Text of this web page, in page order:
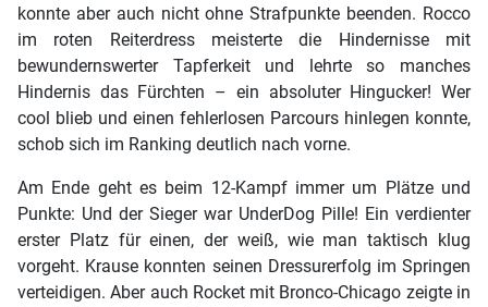
konnte aber auch nicht ohne Strafpunkte beenden. Rocco
im roten Reiterdress meisterte die Hindernisse mit
bewundernswerter Tapferkeit und lehrte so manches
Hindernis das Fürchten – ein absoluter Hingucker! Wer
cool blieb und einen fehlerlosen Parcours hinlegen konnte,
schob sich im Ranking deutlich nach vorne.
Am Ende geht es beim 12-Kampf immer um Plätze und
Punkte: Und der Sieger war UnderDog Pille! Ein verdienter
erster Platz für einen, der weiß, wie man taktisch klug
vorgeht. Krause konnten seinen Dressurerfolg im Springen
verteidigen. Aber auch Rocket mit Bronco-Chicago zeigte in